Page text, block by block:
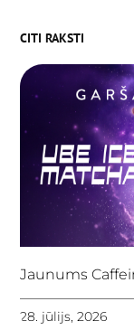
CITI RAKSTI
Jaunums
28. jūlijs, 2026